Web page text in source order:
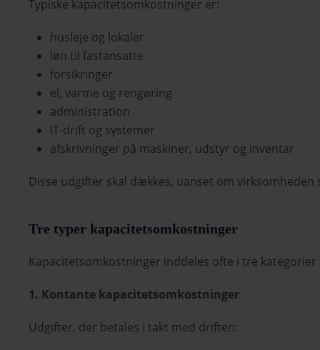
Typiske kapacitetsomkostninger er:
husleje og lokaler
løn til fastansatte
forsikringer
el, varme og rengøring
administration
IT-drift og systemer
afskrivninger på maskiner, udstyr og inventar
Disse udgifter skal dækkes, uanset om
Tre typer kapacitetsomkostninger
Kapacitetsomkostninger inddeles ofte i tre
1. Kontante kapacitetsomkostninger
Udgifter, der betales i takt med driften: